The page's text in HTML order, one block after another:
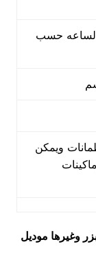
/ الساعه حسب
ويمكن
وغيرها موديل